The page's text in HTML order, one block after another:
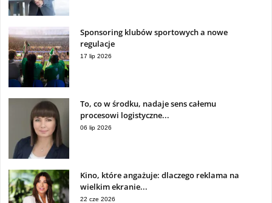
Sponsoring klubów sportowych a nowe
regulacje
17 lip 2026
To, co w środku, nadaje sens całemu
procesowi logistyczne...
06 lip 2026
Kino, które angażuje: dlaczego reklama na
wielkim ekranie...
22 cze 2026